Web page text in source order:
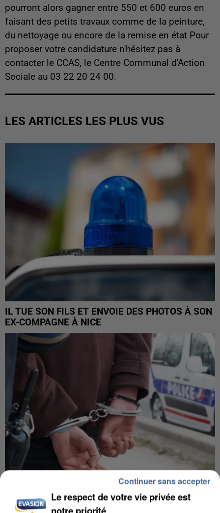
pourront alors gagner entre 550 et 600 euros en
faisant des petits travaux comme de la peinture,
du nettoyage ou encore de la remise en état Pour
proposer votre candidature n'hésitez pas à
contacter le CCAS, le Centre Communal d'Action
Sociale au 03 22 20 24 00.
LES ARTICLES LES PLUS VUS
IL TUE SON FILS ET ENVOIE DES PHOTOS À SON
EX-COMPAGNE À NICE
L’UN DES FONDATEURS SUPPOSÉS DE LA DZ
Le respect de votre vie privée est
notre priorité
Continuer sans accepter